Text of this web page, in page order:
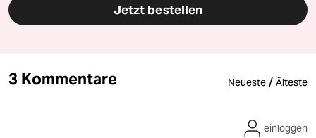
Jetzt bestellen
3 Kommentare Neueste / Älteste
einloggen